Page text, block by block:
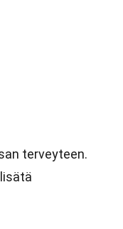
terveyteen.